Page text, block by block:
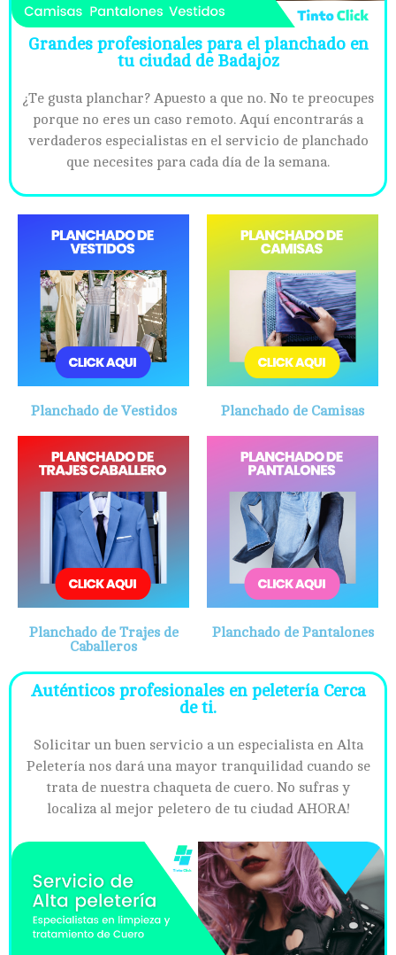
Grandes profesionales para el planchado en
tu ciudad de Badajoz
¿Te gusta planchar? Apuesto a que no. No te preocupes
porque no eres un caso remoto. Aquí encontrarás a
verdaderos especialistas en el servicio de planchado
que necesites para cada día de la semana.
Planchado de Vestidos Planchado de Camisas
Planchado de Trajes de
Caballeros
Planchado de Pantalones
Auténticos profesionales en peletería Cerca
de ti.
Solicitar un buen servicio a un especialista en Alta
Peletería nos dará una mayor tranquilidad cuando se
trata de nuestra chaqueta de cuero. No sufras y
localiza al mejor peletero de tu ciudad AHORA!